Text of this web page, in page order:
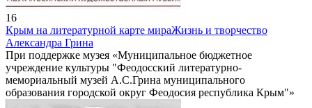
16
Крым на литературной карте мираЖизнь и творчество
Александра Грина
При поддержке музея «Муниципальное бюджетное
учреждение культуры "Феодосский литературно-
мемориальный музей А.С.Грина муниципального
образования городской округ Феодосия республика Крым"»